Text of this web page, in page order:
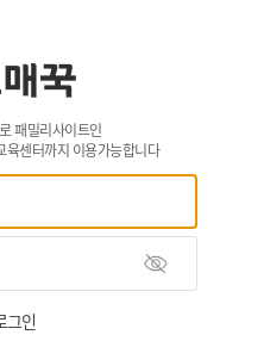
패밀리사이트인
육센터까지 이용가능합니다
그인